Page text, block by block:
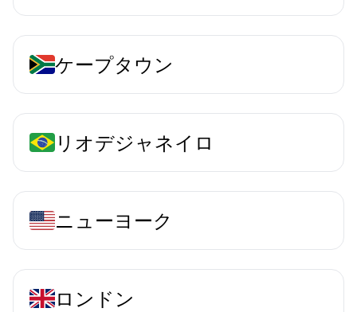
ケープタウン
リオデジャネイロ
ニューヨーク
ロンドン